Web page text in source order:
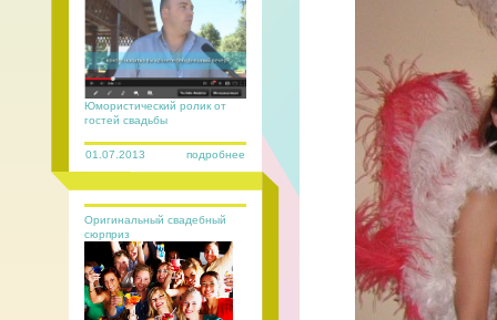
01.07.2013 подробнее
Юмористический ролик от
гостей свадьбы
Оригинальный свадебный
сюрприз